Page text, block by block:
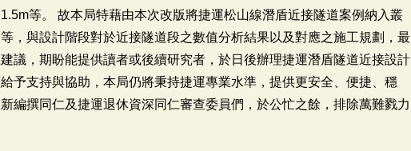
等。 故本局特藉由本次改版將捷運松山線潛盾近接隧道案例納入叢
，與設計階段對於近接隧道段之數值分析結果以及對應之施工規劃，最
議，期盼能提供讀者或後續研究者，於日後辦理捷運潛盾隧道近接設計
予支持與協助，本局仍將秉持捷運專業水準，提供更安全、便捷、穩
編撰同仁及捷運退休資深同仁審查委員們，於公忙之餘，排除萬難戮力